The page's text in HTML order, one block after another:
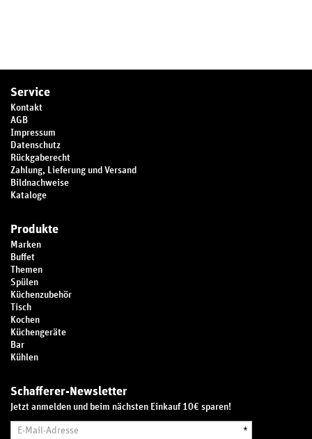
Service
Kontakt
AGB
Impressum
Datenschutz
Rückgaberecht
Zahlung, Lieferung und Versand
Bildnachweise
Kataloge
Produkte
Marken
Buffet
Themen
Spülen
Küchenzubehör
Tisch
Kochen
Küchengeräte
Bar
Kühlen
Schafferer-Newsletter
Jetzt anmelden und beim nächsten Einkauf 10€ sparen!
*